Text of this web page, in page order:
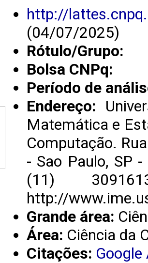
http://
(04/07/2025)
Rótulo/Grupo:
Bolsa CNPq:
Período de
Endereço:
Matemática e
Computação.
- Sao Paulo, SP
(11)
http://
Grande área:
Área: Ciência da
Citações: